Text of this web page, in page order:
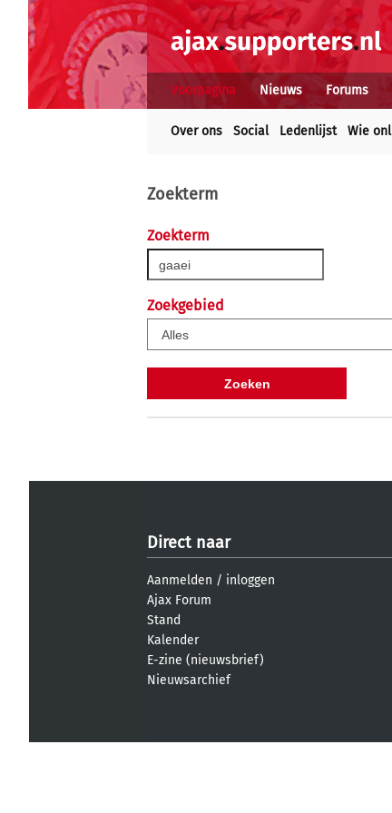
Voorpagina Nieuws Forums
Over ons Social Ledenlijst Wie
Zoekterm
Zoekterm
Zoekgebied
Direct naar
Aanmelden / inloggen
Ajax Forum
Stand
Kalender
E-zine (nieuwsbrief)
Nieuwsarchief